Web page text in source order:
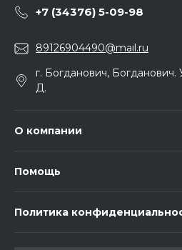
+7 (34376) 5-09-98
89126904490@mail.ru
г. Богданович,
Д.
О компании
Помощь
Политика